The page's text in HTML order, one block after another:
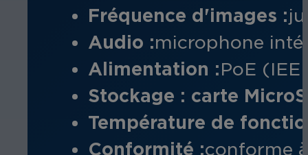
Fréquence d'images :
Audio :microphone
Alimentation :PoE
Stockage : carte
Température de
Conformité :conforme